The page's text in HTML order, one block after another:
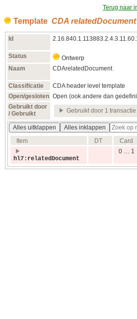
Terug naar
Template CDA relatedDocument
Id
Status Ontwerp
Naam
CDArelatedDocument
Classificatie
CDA header level template
Open/gesloten Open (ook andere dan
Gebruikt door
/ Gebruikt
Gebruikt door 1
Alles uitklappen
Alles inklappen
Item
DT Card
hl7:relatedDocument
0 … 1